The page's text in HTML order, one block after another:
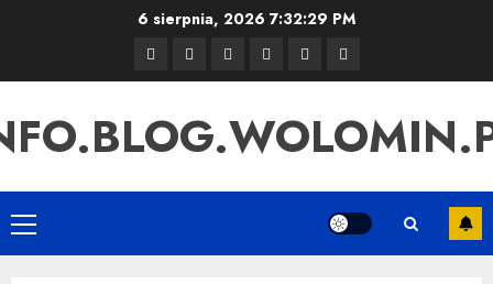
6 sierpnia, 2026 7:32:30 PM
Strona
główna
Sample
Page
Uncategorized
Instagram
Linki
SEO
Pozycjonowanie
Primary
Menu